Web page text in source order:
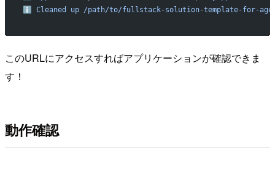
ℹ
Cleaned up /path/to/fullstack-solution-template-for-
このURLにアクセスすればアプリケーションが確認できま
す！
動作確認